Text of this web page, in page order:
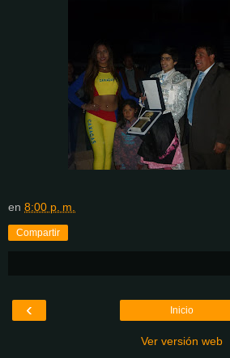
en 8:00 p. m.
Compartir
‹ Inicio
Ver versión web